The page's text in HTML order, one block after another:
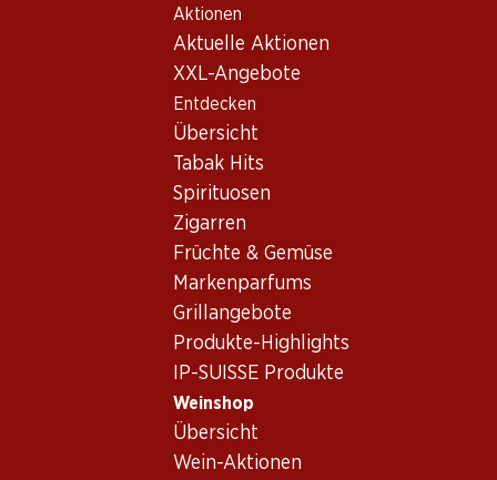
Aktionen
Aktuelle Aktionen
XXL-Angebote
Entdecken
Übersicht
Tabak Hits
Spirituosen
Zigarren
Früchte & Gemüse
Markenparfums
Grillangebote
Produkte-Highlights
IP-SUISSE Produkte
Weinshop
Übersicht
Wein-Aktionen
Wein/Champagner
Wallis
Val Souche Fendant du Valais AOC
Vorderseite Rückseite